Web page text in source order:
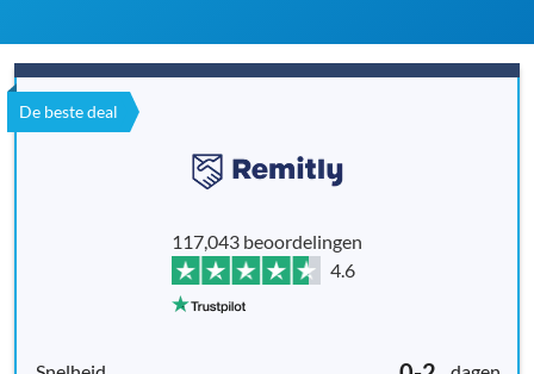
De beste deal
117,043 beoordelingen
4.6